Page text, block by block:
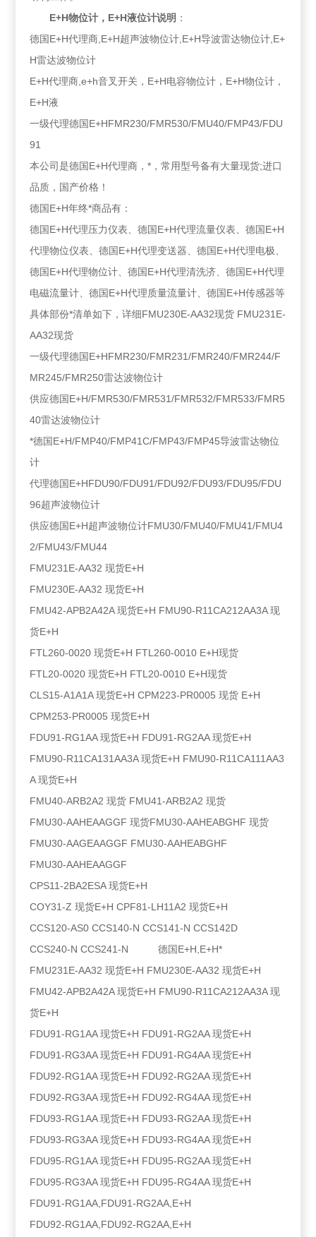
E+H物位计，E+H液位计说明 ：
德国E+H代理商,E+H超声波物位计,E+H导波雷达物位计,E+
H雷达波物位计
E+H代理商,e+h音叉开关，E+H电容物位计，E+H物位计，
E+H液
一级代理德国E+HFMR230/FMR530/FMU40/FMP43/FDU
91
本公司是德国E+H代理商，*，常用型号备有大量现货;进口
品质，国产价格！
德国E+H年终*商品有：
德国E+H代理压力仪表、德国E+H代理流量仪表、德国E+H
代理物位仪表、德国E+H代理变送器、德国E+H代理电极、
德国E+H代理物位计、德国E+H代理清洗济、德国E+H代理
电磁流量计、德国E+H代理质量流量计、德国E+H传感器等
具体部份*清单如下，详细FMU230E-AA32现货 FMU231E-
AA32现货
一级代理德国E+HFMR230/FMR231/FMR240/FMR244/F
MR245/FMR250雷达波物位计
供应德国E+H/FMR530/FMR531/FMR532/FMR533/FMR5
40雷达波物位计
*德国E+H/FMP40/FMP41C/FMP43/FMP45导波雷达物位
计
代理德国E+HFDU90/FDU91/FDU92/FDU93/FDU95/FDU
96超声波物位计
供应德国E+H超声波物位计FMU30/FMU40/FMU41/FMU4
2/FMU43/FMU44
FMU231E-AA32 现货E+H
FMU230E-AA32 现货E+H
FMU42-APB2A42A 现货E+H FMU90-R11CA212AA3A 现
货E+H
FTL260-0020 现货E+H FTL260-0010 E+H现货
FTL20-0020 现货E+H FTL20-0010 E+H现货
CLS15-A1A1A 现货E+H CPM223-PR0005 现货 E+H
CPM253-PR0005 现货E+H
FDU91-RG1AA 现货E+H FDU91-RG2AA 现货E+H
FMU90-R11CA131AA3A 现货E+H FMU90-R11CA111AA3
A 现货E+H
FMU40-ARB2A2 现货 FMU41-ARB2A2 现货
FMU30-AAHEAAGGF 现货FMU30-AAHEABGHF 现货
FMU30-AAGEAAGGF FMU30-AAHEABGHF
FMU30-AAHEAAGGF
CPS11-2BA2ESA 现货E+H
COY31-Z 现货E+H CPF81-LH11A2 现货E+H
CCS120-AS0 CCS140-N CCS141-N CCS142D
CCS240-N CCS241-N 德国E+H,E+H*
FMU231E-AA32 现货E+H FMU230E-AA32 现货E+H
FMU42-APB2A42A 现货E+H FMU90-R11CA212AA3A 现
货E+H
FDU91-RG1AA 现货E+H FDU91-RG2AA 现货E+H
FDU91-RG3AA 现货E+H FDU91-RG4AA 现货E+H
FDU92-RG1AA 现货E+H FDU92-RG2AA 现货E+H
FDU92-RG3AA 现货E+H FDU92-RG4AA 现货E+H
FDU93-RG1AA 现货E+H FDU93-RG2AA 现货E+H
FDU93-RG3AA 现货E+H FDU93-RG4AA 现货E+H
FDU95-RG1AA 现货E+H FDU95-RG2AA 现货E+H
FDU95-RG3AA 现货E+H FDU95-RG4AA 现货E+H
FDU91-RG1AA,FDU91-RG2AA,E+H
FDU92-RG1AA,FDU92-RG2AA,E+H